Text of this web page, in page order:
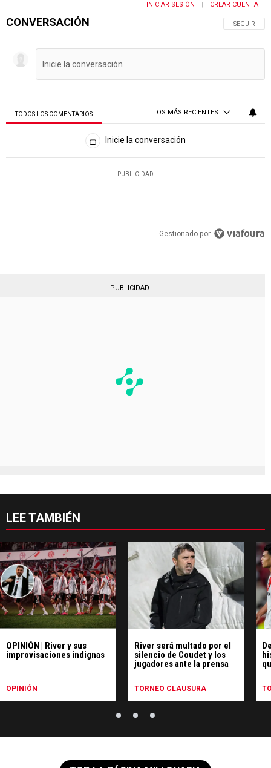
CONVERSACIÓN SIGA ESTA
SEGUIR
INICIAR SESIÓN CREAR CUENTA
TODOS LOS COMENTARIOS LOS MÁS RECIENTES
Todos los comentarios
Inicie la conversación
PUBLICIDAD
Gestionado por
PUBLICIDAD
LEE TAMBIÉN
OPINIÓN | River y sus
improvisaciones indignas
OPINIÓN
River será multado por el
silencio de Coudet y los
jugadores ante la prensa
TORNEO CLAUSURA